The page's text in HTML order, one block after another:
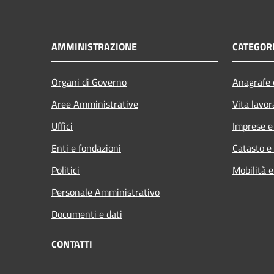
AMMINISTRAZIONE
Organi di Governo
Aree Amministrative
Uffici
Enti e fondazioni
Politici
Personale Amministrativo
Documenti e dati
Vita
Imprese
Catasto
Mobilità
CONTATTI